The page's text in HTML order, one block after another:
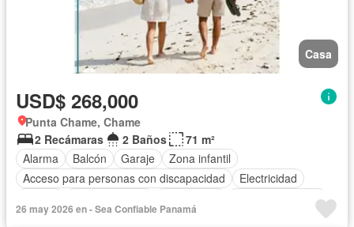
Casa
USD$ 268,000
Punta Chame, Chame
2 Recámaras
2 Baños
71 m²
Alarma
Balcón Garaje
Zona infantil
Acceso para personas con discapacidad
Electricidad
Vista panorámica
Seguridad
Piscina Agua Patio
26 may 2026 en - Sea Confiable Panamá